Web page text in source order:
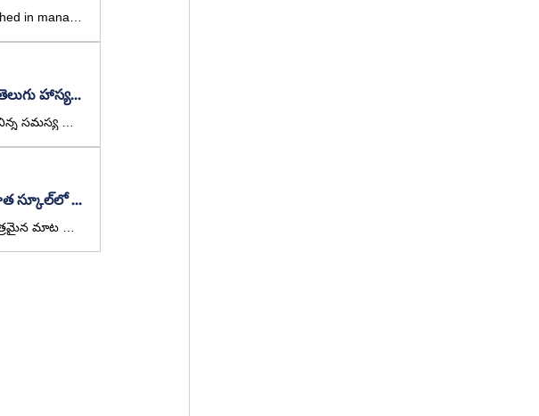
Athmaviswasam - New Telugu Story Written By Manasa Reddy Chichili Published in manatelugukathalu.com on 11/03/2026 ఆత్మవిశ్వాసం - తెలుగు కథ రచన: మానస రెడ్డి చిచిలీ
Chai Thage bhutham - Telugu Comedy Story | చాయ్ తాగే భూతం - తెలుగు హాస్య కథ | Manasa Reddy Chichili Published in manatelugukathalu.com on 14/03/2026
ఒక చిన్న గ్రామంలో రాము అనే అబ్బాయి ఉండేవాడు. రాము చాలా ధైర్యవంతుడు. కానీ, ఒక చిన్న సమస్య ఉంది. రాత్రి చీకటి పడితే కొంచెం భయపడేవాడు. ఒక రోజు రాత్రి అతను తన స్నేహితులకి చెప్పాడు. "నేను భూతాలు ఉంటాయా, లేదా అని చూడటానికి పాత శ్మశానానికి వెళ్తాను." Chai Thage bhutham - Telugu Comedy Story | చాయ్ తాగే భూతం - తెలుగు హాస్య కథ | Manasa Reddy Chichili
Patha School lo Dorikina Rahasyam - Telugu Suspense Story | పాత స్కూల్‌లో దొరికిన రహస్యం - తెలుగు ఉత్కంఠభరిత కథ | Manasa Reddy Chichili
ఒక చిన్న గ్రామంలో శ్రీ విద్యా హై స్కూల్ అనే పాత స్కూల్ ఉండేది. ఆ స్కూల్ గురించి ఒక విచిత్రమైన మాట గ్రామంలో ఎప్పుడూ వినిపించేది. “రాత్రి ఆ స్కూల్‌లో ఎవరో తిరుగుతుంటారు...”